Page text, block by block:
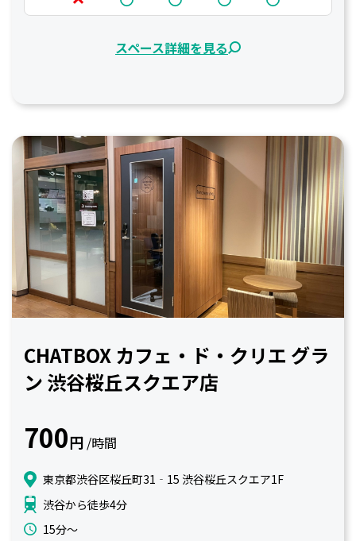
スペース詳細を見る
CHATBOX カフェ・ド・クリエ グラ
ン 渋谷桜丘スクエア店
700円 /時間
東京都渋谷区桜丘町31‐15 渋谷桜丘スクエア1F
渋谷から徒歩4分
15分〜